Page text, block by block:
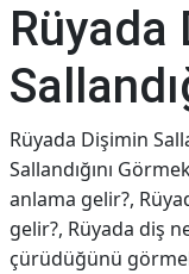
Rüyada
Rüyada Dişimin
Sallandığını
anlama gelir?,
gelir?, Rüyada diş
çürüdüğünü